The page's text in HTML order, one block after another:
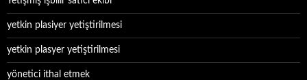
yetkin plasiyer yetiştirilmesi
yetkin plasyer yetiştirilmesi
yönetici ithal etmek